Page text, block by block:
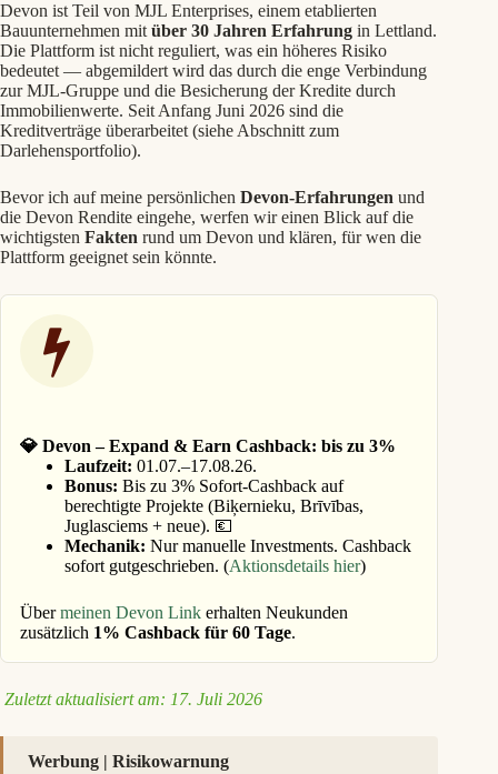
Devon ist Teil von MJL Enterprises, einem etablierten
Bauunternehmen mit über 30 Jahren Erfahrung in Lettland.
Die Plattform ist nicht reguliert, was ein höheres Risiko
bedeutet — abgemildert wird das durch die enge Verbindung
zur MJL-Gruppe und die Besicherung der Kredite durch
Immobilienwerte. Seit Anfang Juni 2026 sind die
Kreditverträge überarbeitet (siehe Abschnitt zum
Darlehensportfolio).
Bevor ich auf meine persönlichen Devon-Erfahrungen und
die Devon Rendite eingehe, werfen wir einen Blick auf die
wichtigsten Fakten rund um Devon und klären, für wen die
Plattform geeignet sein könnte.
💎 Devon – Expand & Earn Cashback: bis zu 3%
Laufzeit: 01.07.–17.08.26.
Bonus: Bis zu 3% Sofort-Cashback auf
berechtigte Projekte (Biķernieku, Brīvības,
Juglasciems + neue). 💶
Mechanik: Nur manuelle Investments. Cashback
sofort gutgeschrieben. (Aktionsdetails hier)
Übermeinen Devon Link erhalten Neukunden
zusätzlich 1% Cashback für 60 Tage.
Zuletzt aktualisiert am: 17. Juli 2026
Werbung | Risikowarnung